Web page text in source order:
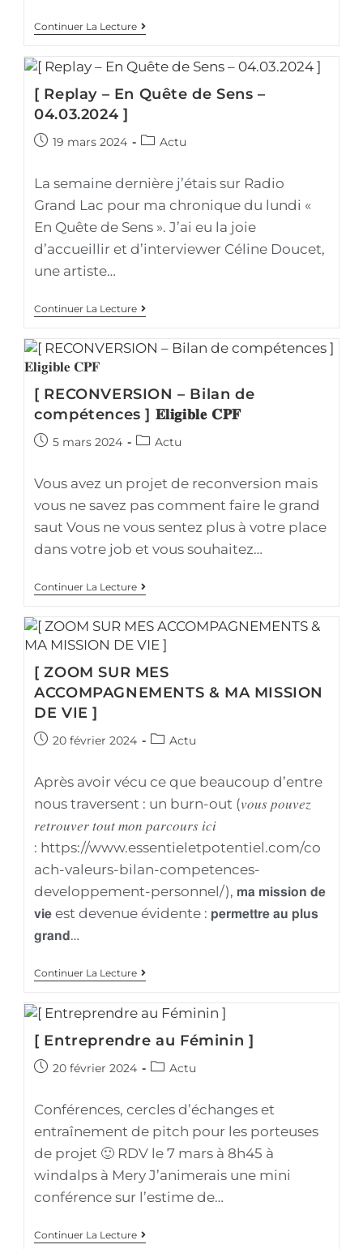
Continuer La Lecture
[ Replay – En Quête de Sens –
04.03.2024 ]
19 mars 2024 Actu
La semaine dernière j’étais sur Radio
Grand Lac pour ma chronique du lundi «
En Quête de Sens ». J’ai eu la joie
d’accueillir et d’interviewer Céline Doucet,
une artiste…
Continuer La Lecture
[ RECONVERSION – Bilan de
compétences ] 𝐄𝐥𝐢𝐠𝐢𝐛𝐥𝐞 𝐂𝐏𝐅
5 mars 2024 Actu
Vous avez un projet de reconversion mais
vous ne savez pas comment faire le grand
saut Vous ne vous sentez plus à votre place
dans votre job et vous souhaitez…
Continuer La Lecture
[ ZOOM SUR MES
ACCOMPAGNEMENTS & MA MISSION
DE VIE ]
20 février 2024 Actu
Après avoir vécu ce que beaucoup d’entre
nous traversent : un burn-out (𝑣𝑜𝑢𝑠 𝑝𝑜𝑢𝑣𝑒𝑧
𝑟𝑒𝑡𝑟𝑜𝑢𝑣𝑒𝑟 𝑡𝑜𝑢𝑡 𝑚𝑜𝑛 𝑝𝑎𝑟𝑐𝑜𝑢𝑟𝑠 𝑖𝑐𝑖
: https://www.essentieletpotentiel.com/co
ach-valeurs-bilan-competences-
developpement-personnel/), 𝗺𝗮 𝗺𝗶𝘀𝘀𝗶𝗼𝗻 𝗱𝗲
𝘃𝗶𝗲 est devenue évidente : 𝗽𝗲𝗿𝗺𝗲𝘁𝘁𝗿𝗲 𝗮𝘂 𝗽𝗹𝘂𝘀
𝗴𝗿𝗮𝗻𝗱…
Continuer La Lecture
[ Entreprendre au Féminin ]
20 février 2024 Actu
Conférences, cercles d’échanges et
entraînement de pitch pour les porteuses
de projet 🙂 RDV le 7 mars à 8h45 à
windalps à Mery J’animerais une mini
conférence sur l’estime de…
Continuer La Lecture